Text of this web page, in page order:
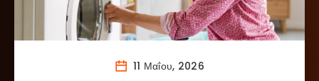
11 Μαΐου, 2026